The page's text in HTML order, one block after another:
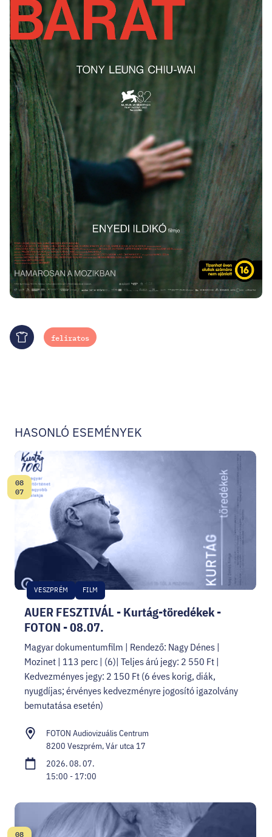
feliratos
HASONLÓ ESEMÉNYEK
AUER FESZTIVÁL - Kurtág-töredékek -
FOTON - 08.07.
VESZPRÉM FILM
Dátum:
08
07
Magyar dokumentumfilm | Rendező: Nagy Dénes |
Mozinet | 113 perc | (6)| Teljes árú jegy: 2 550 Ft |
Kedvezményes jegy: 2 150 Ft (6 éves korig, diák,
nyugdíjas; érvényes kedvezményre jogosító igazolvány
bemutatása esetén)
FOTON Audiovizuális Centrum
8200 Veszprém, Vár utca 17
2026. 08. 07.
15:00 - 17:00
08